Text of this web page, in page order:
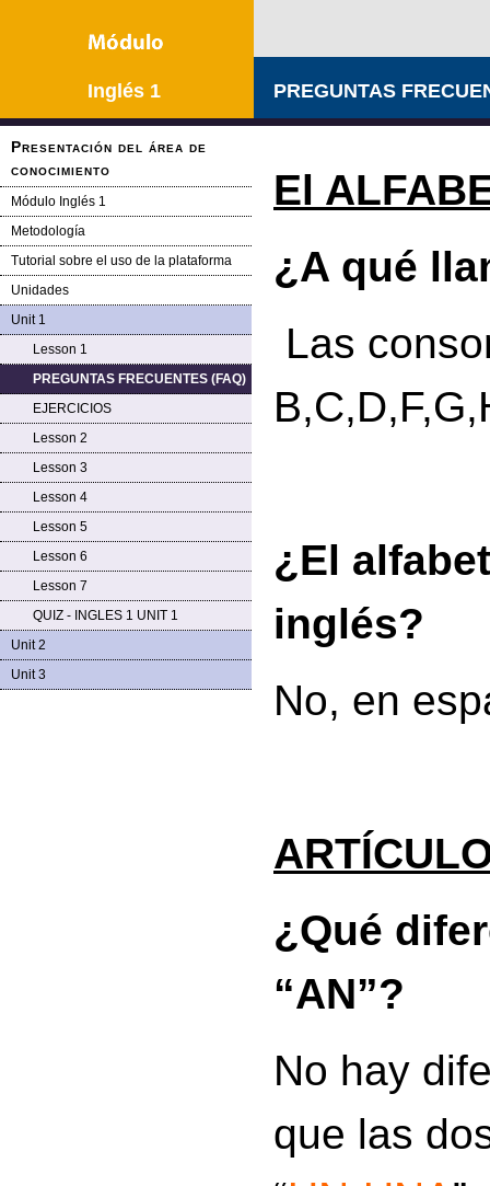
Inglés 1
Presentación del área de
conocimiento
Módulo Inglés 1
Metodología
Tutorial sobre el uso de la plataforma
Unidades
Unit 1
Lesson 1
PREGUNTAS FRECUENTES (FAQ)
EJERCICIOS
Lesson 2
Lesson 3
Lesson 4
Lesson 5
Lesson 6
Lesson 7
QUIZ - INGLES 1 UNIT 1
Unit 2
Unit 3
PREGUNTAS
El
¿A qué
Las
¿El
inglés?
No, en
¿Qué
“AN”?
No hay
que las